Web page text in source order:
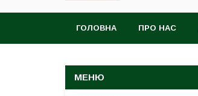
ГОЛОВНА ПРО НАС